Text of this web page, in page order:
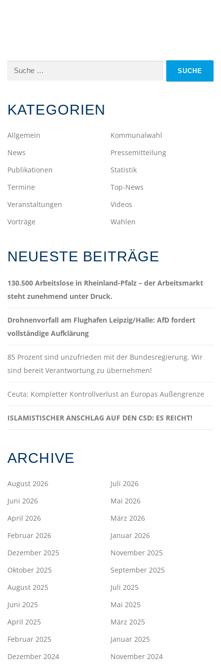
Suche
KATEGORIEN
Allgemein
Kommunalwahl
News
Pressemitteilung
Publikationen
Statistik
Termine
Top-News
Veranstaltungen
Videos
Vorträge
Wahlen
NEUESTE BEITRÄGE
130.500 Arbeitslose in Rheinland-Pfalz – der Arbeitsmarkt
steht zunehmend unter Druck.
Drohnenvorfall am Flughafen Leipzig/Halle: AfD fordert
vollständige Aufklärung
85 Prozent sind unzufrieden mit der Bundesregierung. Wir
sind bereit Verantwortung zu übernehmen!
Ceuta: Kompletter Kontrollverlust an Europas Außengrenze
ISLAMISTISCHER ANSCHLAG AUF DEN CSD: ES REICHT!
ARCHIVE
August 2026
Juli 2026
Juni 2026
Mai 2026
April 2026
März 2026
Februar 2026
Januar 2026
Dezember 2025
November 2025
Oktober 2025
September 2025
August 2025
Juli 2025
Juni 2025
Mai 2025
April 2025
März 2025
Februar 2025
Januar 2025
Dezember 2024
November 2024